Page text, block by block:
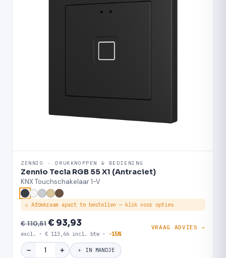
ZENNIO · DRUKKNOPPEN & BEDIENING
Zennio Tecla RGB 55 X1 (Antraciet)
KNX Touchschakelaar 1-V
⚠ Afdekraam apart te bestellen — klik voor opties
€ 110,51€ 93,93
excl. · € 113,66 incl. btw · -15%
VRAAG ADVIES →
− ＋ ＋ IN MANDJE